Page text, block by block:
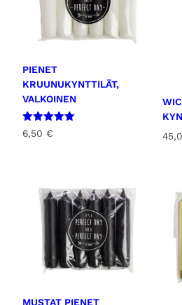
PIENET
KRUUNUKYNTTILÄT,
VALKOINEN
Arvostelu
tuotteesta:
6,50 €
MUSTAT PIENET